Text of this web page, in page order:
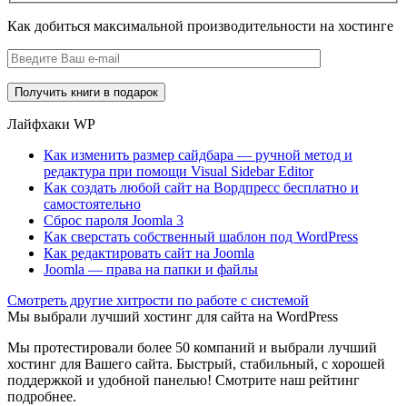
Как добиться максимальной производительности на хостинге
Лайфхаки WP
Как изменить размер сайдбара — ручной метод и
редактура при помощи Visual Sidebar Editor
Как создать любой сайт на Вордпресс бесплатно и
самостоятельно
Сброс пароля Joomla 3
Как сверстать собственный шаблон под WordPress
Как редактировать сайт на Joomla
Joomla — права на папки и файлы
Cмотреть другие хитрости по работе с системой
Мы выбрали лучший хостинг для сайта на WordPress
Мы протестировали более 50 компаний и выбрали лучший
хостинг для Вашего сайта. Быстрый, стабильный, с хорошей
поддержкой и удобной панелью! Смотрите наш рейтинг
подробнее.